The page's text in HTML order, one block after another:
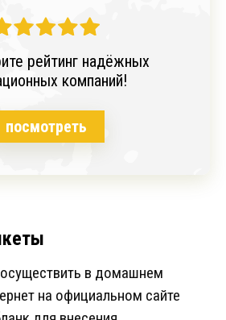
рейтинг надёжных
компаний!
посмотреть
в домашнем
на официальном сайте